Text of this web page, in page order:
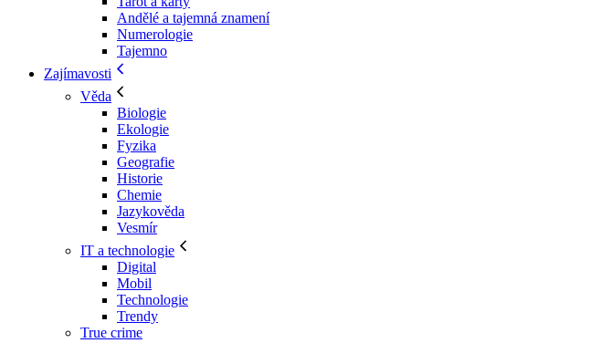
Andělé a tajemná znamení
Numerologie
Tajemno
Zajímavosti
Věda
Biologie
Ekologie
Fyzika
Geografie
Historie
Chemie
Jazykověda
Vesmír
IT a technologie
Digital
Mobil
Technologie
Trendy
True crime